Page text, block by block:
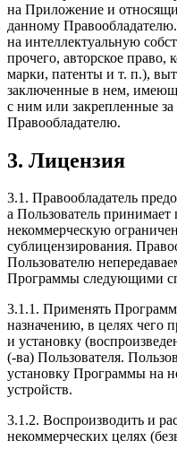
на Приложение и
данному
на интеллектуальную
прочего, авторское право,
марки, патенты и т. п.),
заключенные в нем,
с ним или закрепленные
Правообладателю.
3. Лицензия
3.1. Правообладатель
а Пользователь
некоммерческую
cублицензирования.
Пользователю
Программы следующими
3.1.1. Применять
назначению, в целях чего
и установку
(-ва) Пользователя.
установку Программы на
устройств.
3.1.2. Воспроизводить и
некоммерческих целях